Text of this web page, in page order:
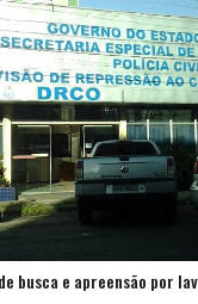
busca e apreensão por